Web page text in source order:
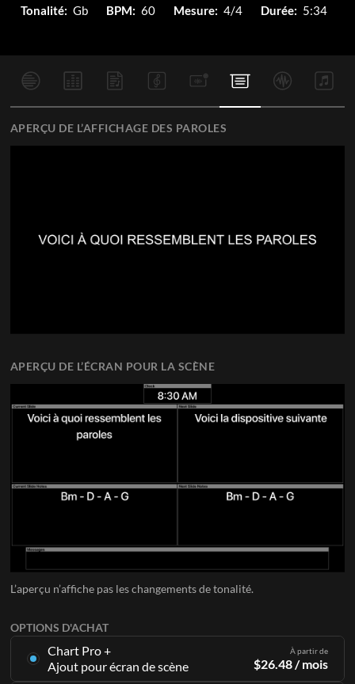
Tonalité: Gb BPM: 60 Mesure: 4/4 Durée: 5:34
OPTIONS D'ACHAT
Chart Pro +
Ajout pour écran de scène
À partir de
$26.48/ mois
APERÇU DE L’AFFICHAGE DES PAROLES
APERÇU DE L’ÉCRAN POUR LA SCÈNE
L’aperçu n’affiche pas les changements de tonalité.